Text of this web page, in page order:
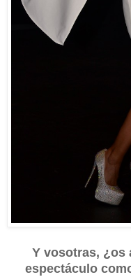
Y vosotras, ¿os
espectáculo